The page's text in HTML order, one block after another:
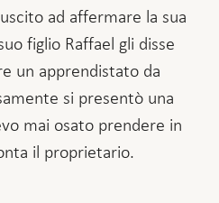
ad affermare la sua
figlio Raffael gli disse
un apprendistato da
si presentò una
mai osato prendere in
il proprietario.